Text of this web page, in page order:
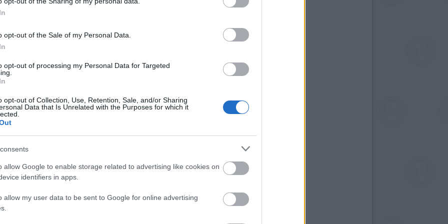
opt-out of the Sale of my Personal Data.
opt-out of processing my Personal Data for Targeted
opt-out of Collection, Use, Retention, Sale, and/or Sharing
Data that Is Unrelated with the Purposes for which it
allow Google to enable storage related to advertising like cookies on
identifiers in apps.
allow my user data to be sent to Google for online advertising
ami Amerikából érkezik? Úgy vélem,
je-je monotóniájának" - mondta Ulbricht 1965
Ulbricht elveit, és csökkenteni akarta a
során összesen húszezer FDJ-akivista